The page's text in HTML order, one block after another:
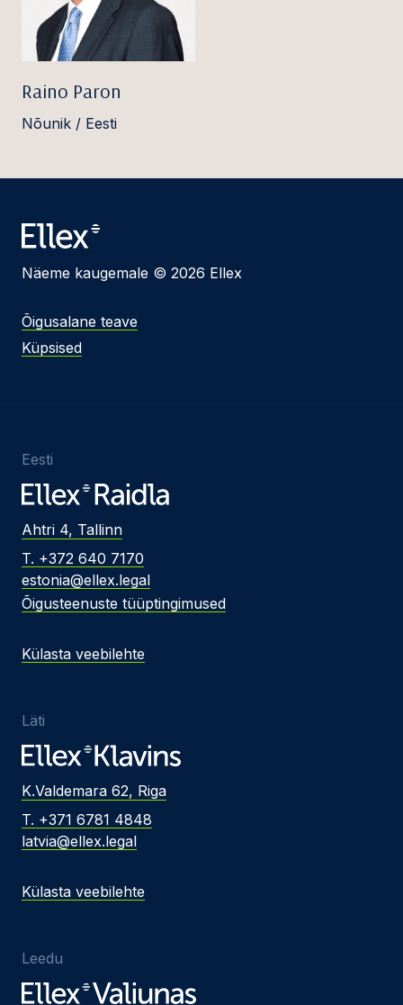
Raino Paron
Nõunik / Eesti
Näeme kaugemale © 2026 Ellex
Õigusalane teave
Küpsised
Eesti
Ahtri 4, Tallinn
T. +372 640 7170
estonia@ellex.legal
Õigusteenuste tüüptingimused
Külasta veebilehte
Läti
K.Valdemara 62, Riga
T. +371 6781 4848
latvia@ellex.legal
Külasta veebilehte
Leedu